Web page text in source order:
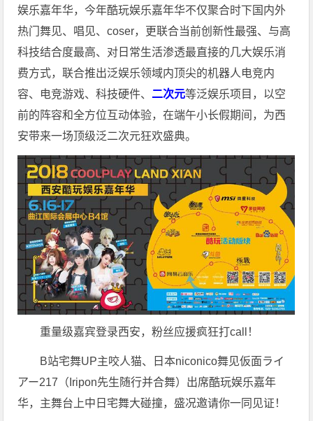
娱乐嘉年华，今年酷玩娱乐嘉年华不仅聚合时下国内外
热门舞见、唱见、coser，更联合当前创新性最强、与高
科技结合度最高、对日常生活渗透最直接的几大娱乐消
费方式，联合推出泛娱乐领域内顶尖的机器人电竞内
容、电竞游戏、科技硬件、 二次元等泛娱乐项目，以空
前的阵容和全方位互动体验，在端午小长假期间，为西
安带来一场顶级泛二次元狂欢盛典。
重量级嘉宾登录西安，粉丝应援疯狂打call！
B站宅舞UP主咬人猫、日本niconico舞见仮面ライ
アー217（Iripon先生随行并合舞）出席酷玩娱乐嘉年
华，主舞台上中日宅舞大碰撞，盛况邀请你一同见证！